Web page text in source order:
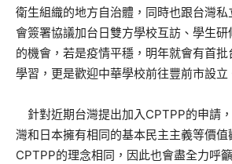
衛生組織的地方自治體，同時也跟台灣
會簽署協議加台日雙方學校互訪、學生
的機會，若是疫情平穩，明年就會有首
學習，更是歡迎中華學校前往豐前市設立
針對近期台灣提出加入CPTPP的申請
灣和日本擁有相同的基本民主主義等價
CPTPP的理念相同，因此也會盡全力呼